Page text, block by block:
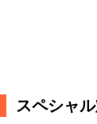
スペシャ